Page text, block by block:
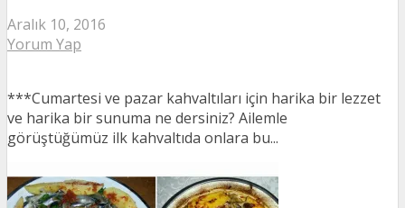
Aralık 10, 2016
Yorum Yap
***Cumartesi ve pazar kahvaltıları için harika bir lezzet
ve harika bir sunuma ne dersiniz? Ailemle
görüştüğümüz ilk kahvaltıda onlara bu...